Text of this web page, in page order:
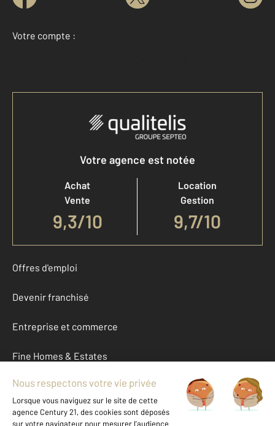
Votre compte :
Accéder à mon compte
Votre agence est notée
Achat
Vente
9,3/10
Location
Gestion
9,7/10
Offres d'emploi
Devenir franchisé
Entreprise et commerce
Fine Homes & Estates
À propos
International